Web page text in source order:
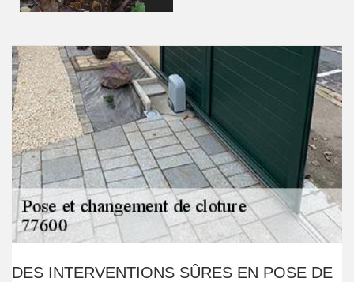
DES INTERVENTIONS SÛRES EN POSE DE